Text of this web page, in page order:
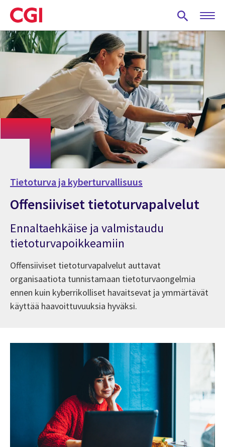
Skip
to
main
content
Tietoturva ja kyberturvallisuus
Offensiiviset tietoturvapalvelut
Ennaltaehkäise ja valmistaudu
tietoturvapoikkeamiin
Offensiiviset tietoturvapalvelut auttavat
organisaatiota tunnistamaan tietoturvaongelmia
ennen kuin kyberrikolliset havaitsevat ja ymmärtävät
käyttää haavoittuvuuksia hyväksi.